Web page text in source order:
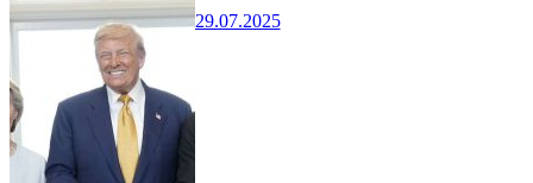
29.07.2025